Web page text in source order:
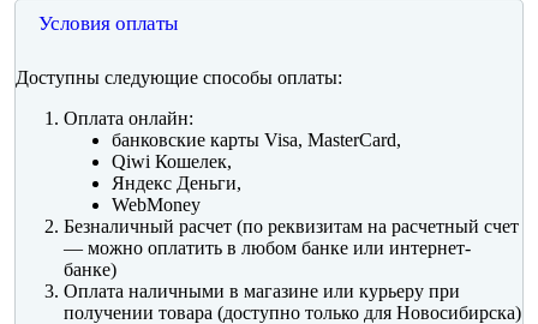
Условия оплаты
Доступны следующие способы оплаты:
Оплата онлайн:
банковские карты Visa, MasterCard,
Qiwi Кошелек,
Яндекс Деньги,
WebMoney
Безналичный расчет (по реквизитам на расчетный счет
— можно оплатить в любом банке или интернет-
банке)
Оплата наличными в магазине или курьеру при
получении товара (доступно только для Новосибирска)